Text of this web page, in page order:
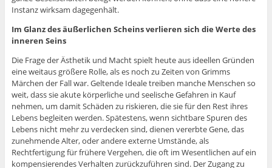
Instanz wirksam dagegenhält.
Im Glanz des äußerlichen Scheins verlieren sich die Werte des
inneren Seins
Die Frage der Ästhetik und Macht spielt heute aus ideellen Gründen
eine weitaus größere Rolle, als es noch zu Zeiten von Grimms
Märchen der Fall war. Geltende Ideale treiben manche Menschen so
weit, dass sie akute körperliche und seelische Gefahren in Kauf
nehmen, um damit Schäden zu riskieren, die sie für den Rest ihres
Lebens begleiten werden. Spätestens, wenn sichtbare Spuren des
Lebens nicht mehr zu verdecken sind, dienen vererbte Gene, das
zunehmende Alter, oder andere externe Umstände, als
Rechtfertigung für frühere Vergehen, die oft im Wesentlichen auf ein
kompensierendes Verhalten zurückzuführen sind. Der Zugang zu